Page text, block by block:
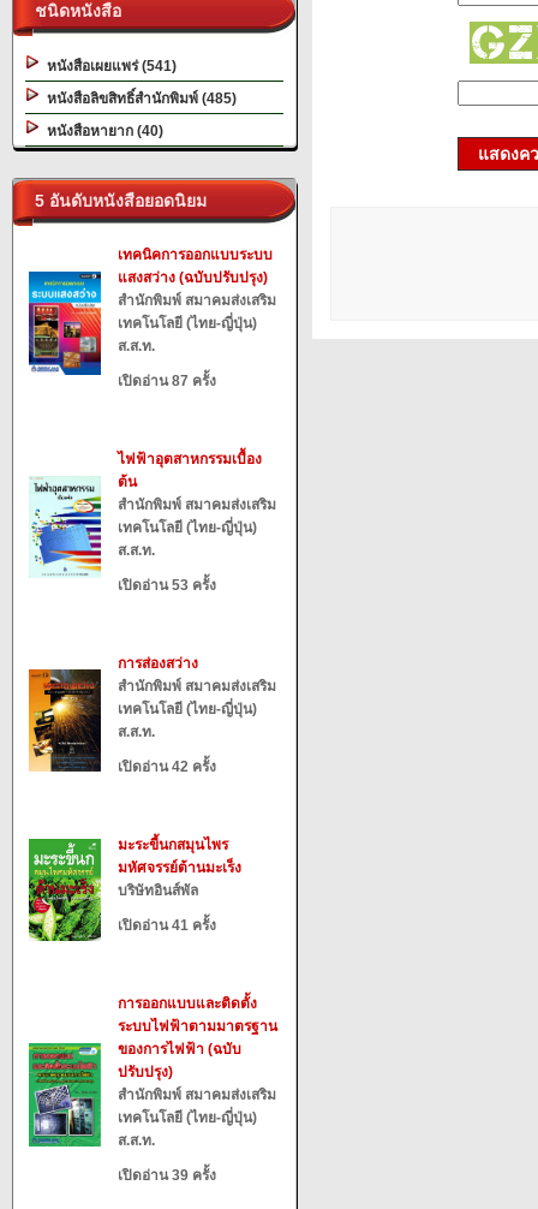
ชนิดหนังสือ
หนังสือเผยแพร่ (541)
หนังสือลิขสิทธิ์สำนักพิมพ์ (485)
หนังสือหายาก (40)
5 อันดับหนังสือยอดนิยม
เทคนิคการออกแบบระบบ
แสงสว่าง (ฉบับปรับปรุง)
สำนักพิมพ์ สมาคมส่งเสริม
เทคโนโลยี (ไทย-ญี่ปุ่น)
ส.ส.ท.
เปิดอ่าน 87 ครั้ง
ไฟฟ้าอุตสาหกรรมเบื้อง
ต้น
สำนักพิมพ์ สมาคมส่งเสริม
เทคโนโลยี (ไทย-ญี่ปุ่น)
ส.ส.ท.
เปิดอ่าน 53 ครั้ง
การส่องสว่าง
สำนักพิมพ์ สมาคมส่งเสริม
เทคโนโลยี (ไทย-ญี่ปุ่น)
ส.ส.ท.
เปิดอ่าน 42 ครั้ง
มะระขี้นกสมุนไพร
มหัศจรรย์ต้านมะเร็ง
บริษัทอินส์พัล
เปิดอ่าน 41 ครั้ง
การออกแบบและติดตั้ง
ระบบไฟฟ้าตามมาตรฐาน
ของการไฟฟ้า (ฉบับ
ปรับปรุง)
สำนักพิมพ์ สมาคมส่งเสริม
เทคโนโลยี (ไทย-ญี่ปุ่น)
ส.ส.ท.
เปิดอ่าน 39 ครั้ง
แสดงค